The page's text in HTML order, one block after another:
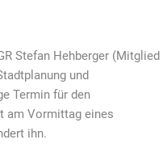
Stefan Hehberger (Mitglied
und
Termin für den
am Vormittag eines
ihn.